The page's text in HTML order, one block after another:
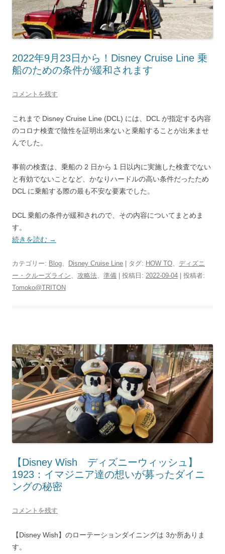
2022年9月23日から！Disney Cruise Line 乗
船のための条件が緩和されます
コメントを残す
これまで Disney Cruise Line (DCL) には、DCL が指定する内容
のコロナ検査で陰性を証明出来ないと乗船することが出来ませ
んでした。
事前の検査は、乗船の 2 日から 1 日以内に実施した検査でない
と有効でないことなど、かなりハードルの高い条件だったため
DCL に乗船する際の最も不安な要素でした。
DCL 乗船の条件が緩和されので、その内容についてまとめま
す。
続きを読む →
カテゴリー: Blog、 Disney Cruise Line | タグ: HOW TO、 ディズニ
ー・クルーズライン、 攻略法、 準備 | 投稿日: 2022-09-04
投稿者:
Tomoko@TRITON
【Disney Wish ディズニーウィッシュ】
1923：イマジニア達の想いが募ったダイニ
ングの秘密
コメントを残す
【Disney Wish】のローテーションダイニングは 3か所ありま
す。